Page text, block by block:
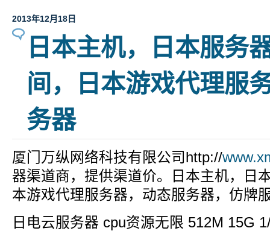
2013年12月18日
日本主机，日本服务
间，日本游戏代理服
务器
厦门万纵网络科技有限公司http://
器渠道商，提供渠道价。日本主机，日
本游戏代理服务器，动态服务器，仿牌
日电云服务器 cpu资源无限 512M 15G